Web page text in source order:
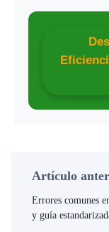
Artículo
Errores comunes
y guía